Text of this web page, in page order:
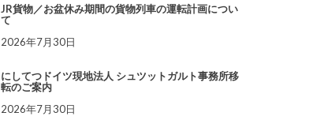
JR貨物／お盆休み期間の貨物列車の運転計画につい
て
2026年7月30日
にしてつドイツ現地法人 シュツットガルト事務所移
転のご案内
2026年7月30日